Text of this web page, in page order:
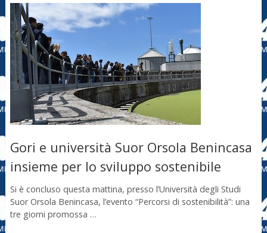
Gori e università Suor Orsola Benincasa
insieme per lo sviluppo sostenibile
Si è concluso questa mattina, presso l’Università degli Studi
Suor Orsola Benincasa, l’evento “Percorsi di sostenibilità”: una
tre giorni promossa …